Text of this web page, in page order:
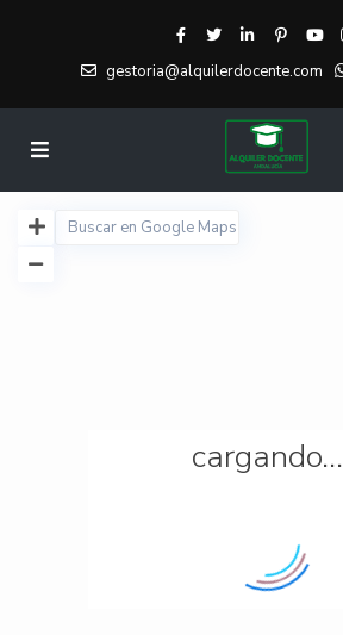
gestoria@alquilerdocente.com
cargando...